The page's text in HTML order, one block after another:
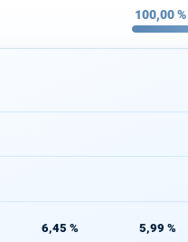
100,00%
6,45 % 5,99 %